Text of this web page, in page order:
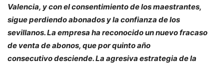
Valencia, y con el consentimiento de los maestrantes,
sigue perdiendo abonados y la confianza de los
sevillanos. La empresa ha reconocido un nuevo fracaso
de venta de abonos, que por quinto año
consecutivo desciende. La agresiva estrategia de la